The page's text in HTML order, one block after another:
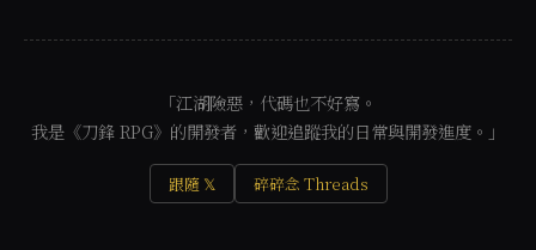
「江湖險惡，代碼也不好寫。
我是《刀鋒 RPG》的開發者，歡迎追蹤我的日常與開發進度。」
跟隨 𝕏 碎碎念 Threads